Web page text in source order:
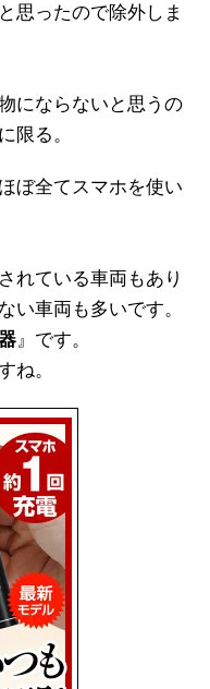
思ったので除外しま
にならないと思うの
限る。
ぼ全てスマホを使い
れている車両もあり
い車両も多いです。
』です。
ね。